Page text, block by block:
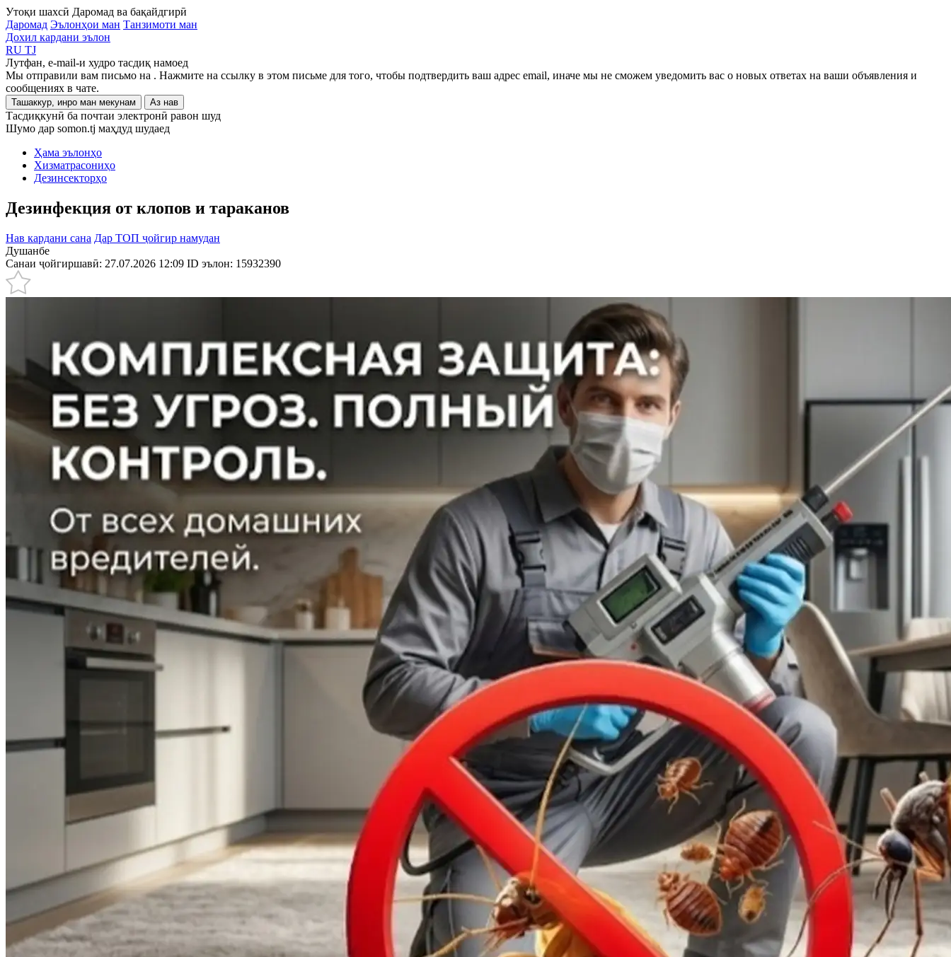
Утоқи шахсӣ Даромад ва бақайдгирӣ
Даромад Эълонҳои ман Танзимоти ман
Дохил кардани эълон
RU TJ
Лутфан, e-mail-и худро тасдиқ намоед
Мы отправили вам письмо на . Нажмите на ссылку в этом письме для того, чтобы подтвердить ваш адрес email, иначе мы не сможем уведомить вас о новых ответах на ваши объявления и
сообщениях в чате.
Ташаккур, инро ман мекунам Аз нав
Тасдиқкунӣ ба почтаи электронӣ равон шуд
Шумо дар somon.tj маҳдуд шудаед
Ҳама эълонҳо
Хизматрасониҳо
Дезинсекторҳо
Дезинфекция от клопов и тараканов
Нав кардани сана Дар ТОП ҷойгир намудан
Душанбе
Санаи ҷойгиршавӣ: 27.07.2026 12:09 ID эълон: 15932390